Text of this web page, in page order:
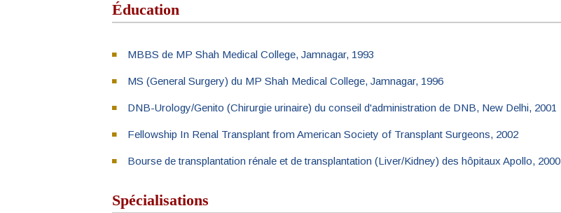
Éducation
MBBS de MP Shah Medical College, Jamnagar, 1993
MS (General Surgery) du MP Shah Medical College, Jamnagar, 1996
DNB-Urology/Genito (Chirurgie urinaire) du conseil d'administration de DNB, New Delhi, 2001
Fellowship In Renal Transplant from American Society of Transplant Surgeons, 2002
Bourse de transplantation rénale et de transplantation (Liver/Kidney) des hôpitaux Apollo, 2000
Spécialisations